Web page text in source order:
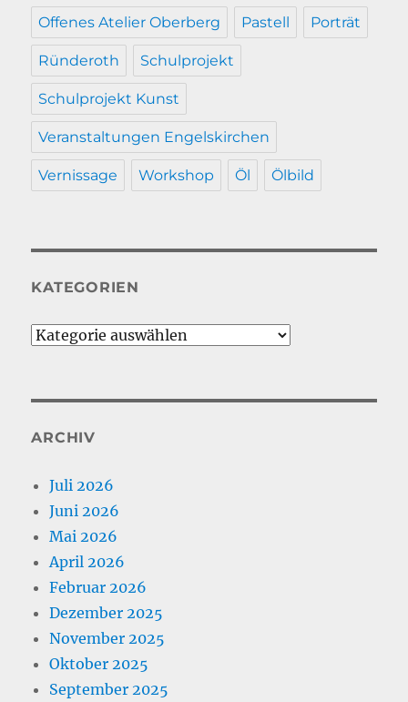
Offenes Atelier Oberberg Pastell Porträt
Ründeroth Schulprojekt
Schulprojekt Kunst
Veranstaltungen Engelskirchen
Vernissage Workshop Öl Ölbild
KATEGORIEN
Kategorien
ARCHIV
Juli 2026
Juni 2026
Mai 2026
April 2026
Februar 2026
Dezember 2025
November 2025
Oktober 2025
September 2025